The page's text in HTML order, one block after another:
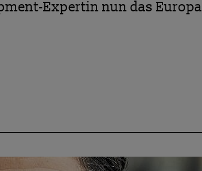
Expertin nun das